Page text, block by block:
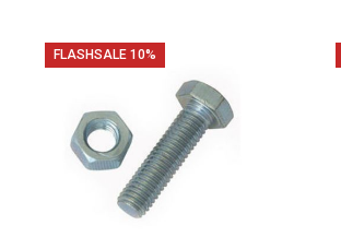
FLASHSALE 10%